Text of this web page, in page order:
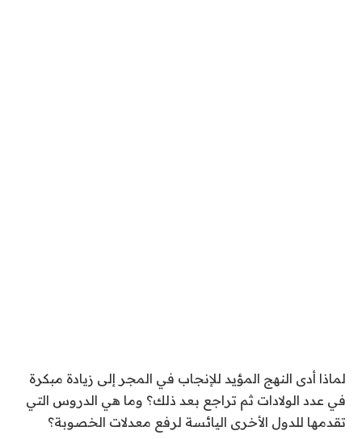
لماذا أدى النهج المؤيد للإنجاب في المجر إلى زيادة مبكرة
في عدد الولادات ثم تراجع بعد ذلك؟ وما هي الدروس التي
تقدمها للدول الأخرى اليائسة لرفع معدلات الخصوبة؟